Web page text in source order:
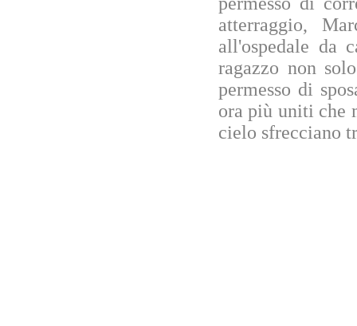
atterraggio,
all'ospedale da
ragazzo non
permesso di
ora più uniti che
cielo sfrecciano